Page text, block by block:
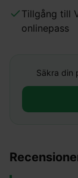
Tillgång till
onlinepass
Säkra din